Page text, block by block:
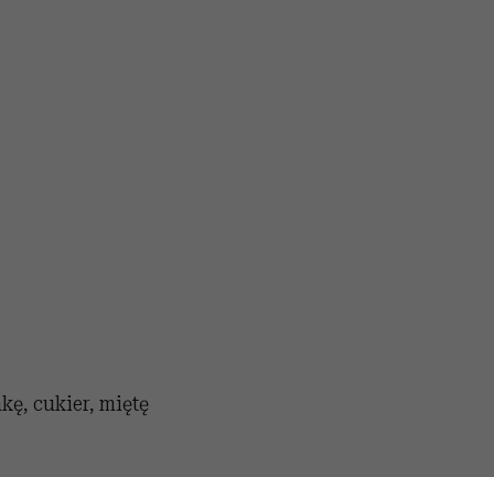
cukier, miętę